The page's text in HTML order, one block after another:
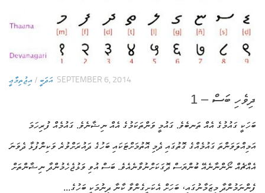
އަދަބީ / އިޖުތިމާޢީ SEPTEMBER 6, 2014
ދިވެހި ބަސް – 1
ބަހަކީ ގައުމުގެ އެއް ތަނބެވެ. ގައުމީ ވަންތަކަމުގެ އެއް ނިޝާނެވެ. ގައުމެއް ފުރިހަމަ
އަމިއްލަވަންތަ ގައުމެއްގެ ގޮތުގައި ދެމި އޮތުމަށްޓަކައި ބަހުގެ ދައުރަށްވުރެ ވަކިންފުޅާ ދެވަނަ
އެއްޗެއް ނޯންނާނެއޭ ބުންޔަސް ދޮގަކަށްނުވާނެއެވެ. ބަސް އުވި ވަޅުޖެހެމުންދާ ނިޝާންތަށް
ފެންނަމުންދާ މިޒަމާނުގައި، ބަހަށް އެކަށީގެންވާ ކާނާ ދިނުމަކީ ބަހުގެ...